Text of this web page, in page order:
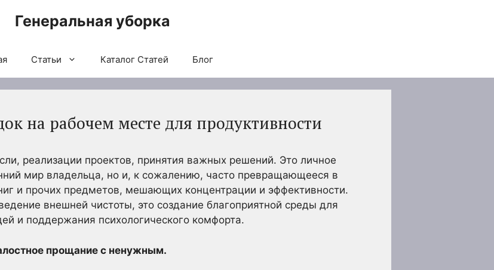
Генеральная уборка
Статьи Каталог Статей Блог
на рабочем месте для продуктивности
реализации проектов, принятия важных решений. Это личное
мир владельца, но и, к сожалению, часто превращающееся в
и прочих предметов, мешающих концентрации и эффективности.
внешней чистоты, это создание благоприятной среды для
и поддержания психологического комфорта.
прощание с ненужным.